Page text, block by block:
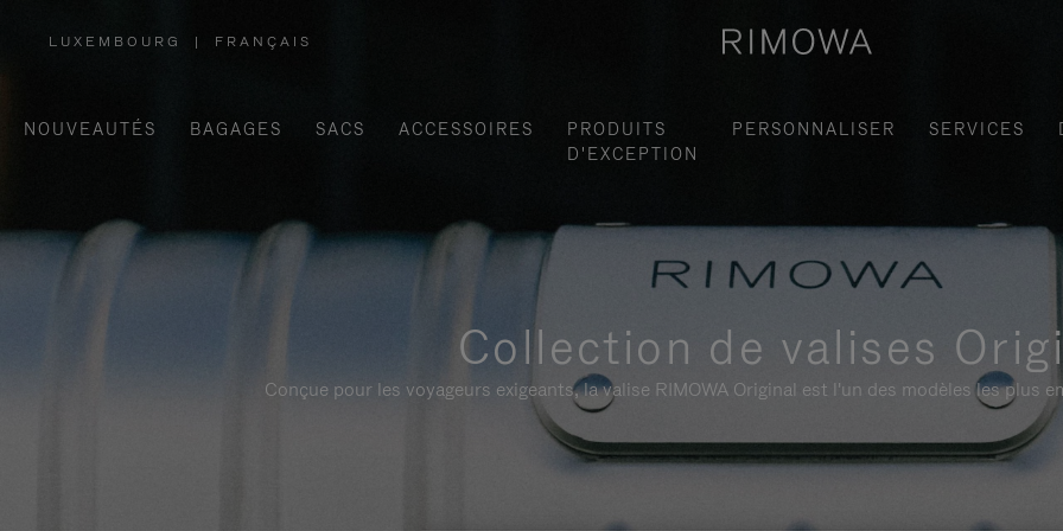
LUXEMBOURG
,
| FRANÇAIS
NOUVEAUTÉS BAGAGES SACS ACCESSOIRES
PRODUITS
D'EXCEPTION
PERSONNALISER SERVICES
Collection de valises
Conçue pour les voyageurs exigeants, la valise RIMOWA Original est l'un des modèles les plus